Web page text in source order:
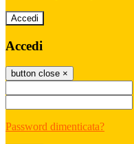
Accedi
Accedi
button close ×
Password dimenticata?